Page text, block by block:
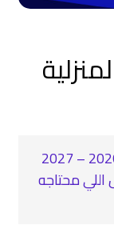
🏥 خدمات الرعاية الطبية المنزلية لعام 2026 – 2027
اللي محتاجه